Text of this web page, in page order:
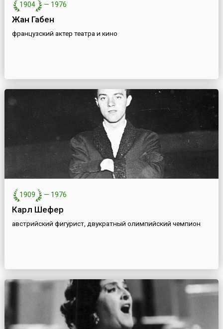
1904 — 1976
Жан Габен
французский актер театра и кино
1909 — 1976
Карл Шефер
австрийский фигурист, двукратный олимпийский чемпион